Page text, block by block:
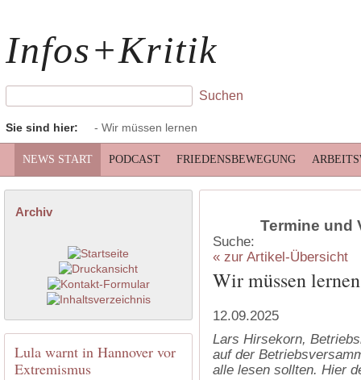
Infos+Kritik
Sie sind hier: - Wir müssen lernen
NEWS START PODCAST FRIEDENSBEWEGUNG
Archiv
Lula warnt in Hannover vor
Extremismus
Termine und
Suche:
« zur Artikel-Übersicht
Wir müssen lernen
12.09.2025
Lars Hirsekorn,
auf der
alle lesen sollten. Hier